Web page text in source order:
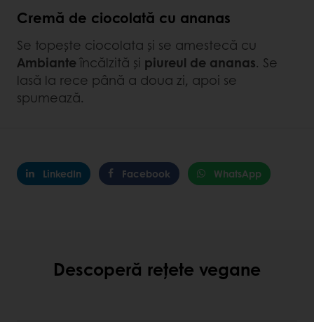
Cremă de ciocolată cu ananas
Se topește ciocolata și se amestecă cu
Ambianteîncălzită și piureul de ananas. Se
lasă la rece până a doua zi, apoi se
spumează.
LinkedIn Facebook WhatsApp
Descoperă rețete vegane